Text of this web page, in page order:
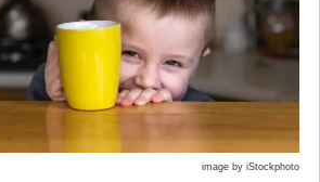
image by iStockphoto